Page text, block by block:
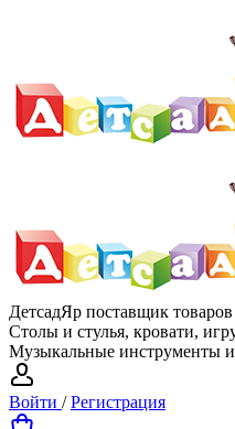
ДетсадЯр поставщик
Столы и стулья, кровати,
Музыкальные инструменты
Войти /Регистрация